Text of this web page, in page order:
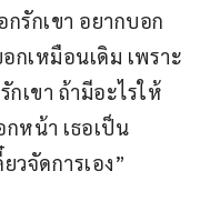
กรักเขา อยากบอก
กเหมือนเดิม เพราะ
กเขา ถ้ามีอะไรให้
กหน้า เธอเป็น
วจัดการเอง”